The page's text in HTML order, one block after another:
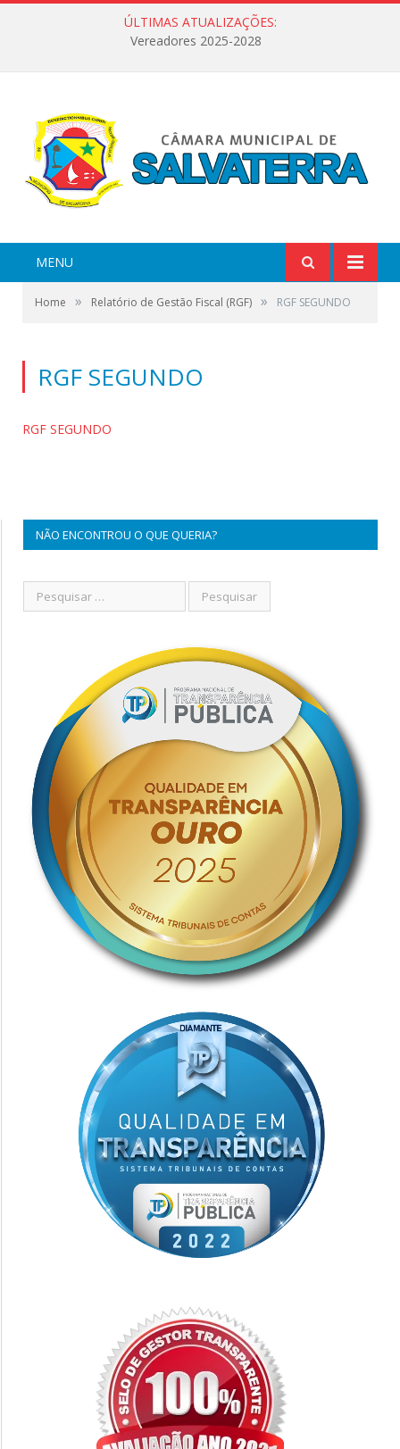
ÚLTIMAS ATUALIZAÇÕES:
Vereadores 2025-2028
MENU
Home » Relatório de Gestão Fiscal (RGF) » RGF SEGUNDO
RGF SEGUNDO
RGF SEGUNDO
NÃO ENCONTROU O QUE QUERIA?